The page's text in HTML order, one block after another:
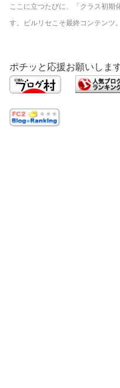
ここに立つたびに、「クラス初期
す。
ビルリセこそ最終コンテンツ。
ポチッと応援お願いします